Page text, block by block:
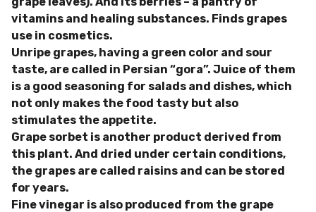
vitamins and healing substances. Finds grapes
use in cosmetics.
Unripe grapes, having a green color and sour
taste, are called in Persian “gora”. Juice of them
is a good seasoning for salads and dishes, which
not only makes the food tasty but also
stimulates the appetite.
Grape sorbet is another product derived from
this plant. And dried under certain conditions,
the grapes are called raisins and can be stored
for years.
Fine vinegar is also produced from the grape